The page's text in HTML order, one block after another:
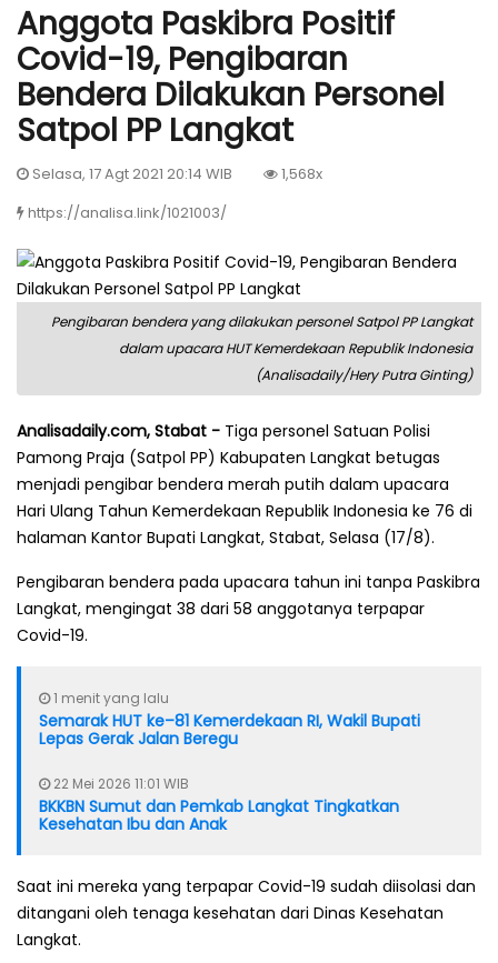
Anggota Paskibra Positif
Covid-19, Pengibaran
Bendera Dilakukan Personel
Satpol PP Langkat
Selasa, 17 Agt 2021 20:14 WIB
1,568x
https://analisa.link/1021003/
Pengibaran bendera yang dilakukan personel Satpol PP Langkat
dalam upacara HUT Kemerdekaan Republik Indonesia
(Analisadaily/Hery Putra Ginting)
Analisadaily.com, Stabat - Tiga personel Satuan Polisi
Pamong Praja (Satpol PP) Kabupaten Langkat betugas
menjadi pengibar bendera merah putih dalam upacara
Hari Ulang Tahun Kemerdekaan Republik Indonesia ke 76 di
halaman Kantor Bupati Langkat, Stabat, Selasa (17/8).
Pengibaran bendera pada upacara tahun ini tanpa Paskibra
Langkat, mengingat 38 dari 58 anggotanya terpapar
Covid-19.
1 menit yang lalu
Semarak HUT ke–81 Kemerdekaan RI, Wakil Bupati
Lepas Gerak Jalan Beregu
22 Mei 2026 11:01 WIB
BKKBN Sumut dan Pemkab Langkat Tingkatkan
Kesehatan Ibu dan Anak
Saat ini mereka yang terpapar Covid-19 sudah diisolasi dan
ditangani oleh tenaga kesehatan dari Dinas Kesehatan
Langkat.